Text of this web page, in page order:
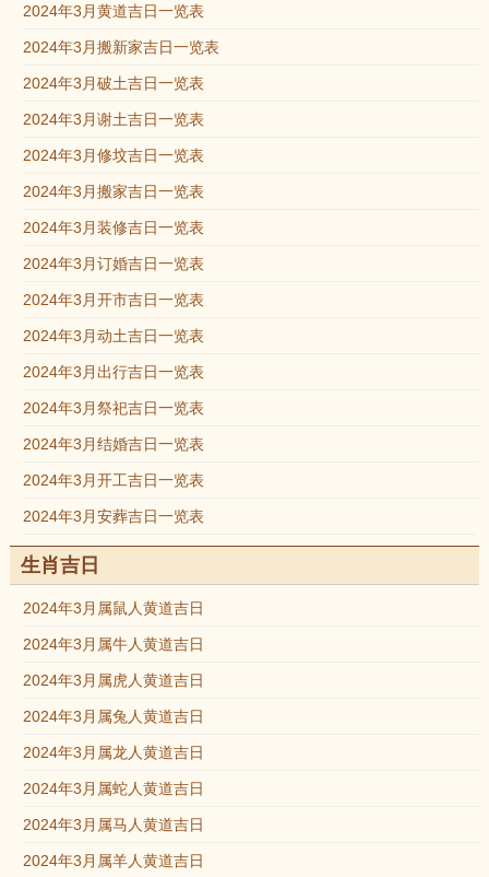
2024年3月黄道吉日一览表
2024年3月搬新家吉日一览表
2024年3月破土吉日一览表
2024年3月谢土吉日一览表
2024年3月修坟吉日一览表
2024年3月搬家吉日一览表
2024年3月装修吉日一览表
2024年3月订婚吉日一览表
2024年3月开市吉日一览表
2024年3月动土吉日一览表
2024年3月出行吉日一览表
2024年3月祭祀吉日一览表
2024年3月结婚吉日一览表
2024年3月开工吉日一览表
2024年3月安葬吉日一览表
生肖吉日
2024年3月属鼠人黄道吉日
2024年3月属牛人黄道吉日
2024年3月属虎人黄道吉日
2024年3月属兔人黄道吉日
2024年3月属龙人黄道吉日
2024年3月属蛇人黄道吉日
2024年3月属马人黄道吉日
2024年3月属羊人黄道吉日